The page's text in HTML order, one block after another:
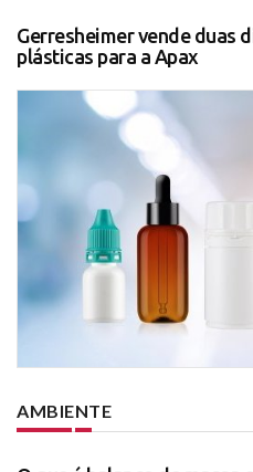
Gerresheimer vende duas
plásticas para a Apax
AMBIENTE